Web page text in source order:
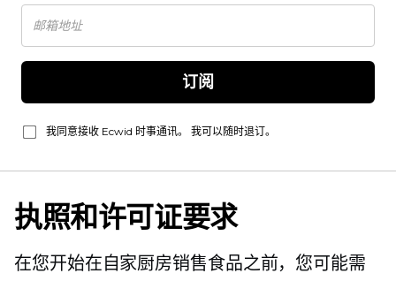
订阅
我同意接收 Ecwid 时事通讯。 我可以随时退订。
执照和许可证要求
在您开始在自家厨房销售食品之前，您可能需